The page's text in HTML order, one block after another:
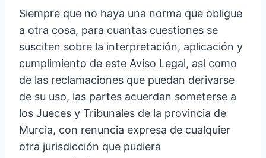
Siempre que no haya una norma que obligue
a otra cosa, para cuantas cuestiones se
susciten sobre la interpretación, aplicación y
cumplimiento de este Aviso Legal, así como
de las reclamaciones que puedan derivarse
de su uso, las partes acuerdan someterse a
los Jueces y Tribunales de la provincia de
Murcia, con renuncia expresa de cualquier
otra jurisdicción que pudiera